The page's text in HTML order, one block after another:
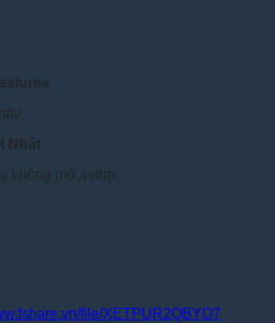
Nhất
không mở setup.
file/XETPUR2QBYO7